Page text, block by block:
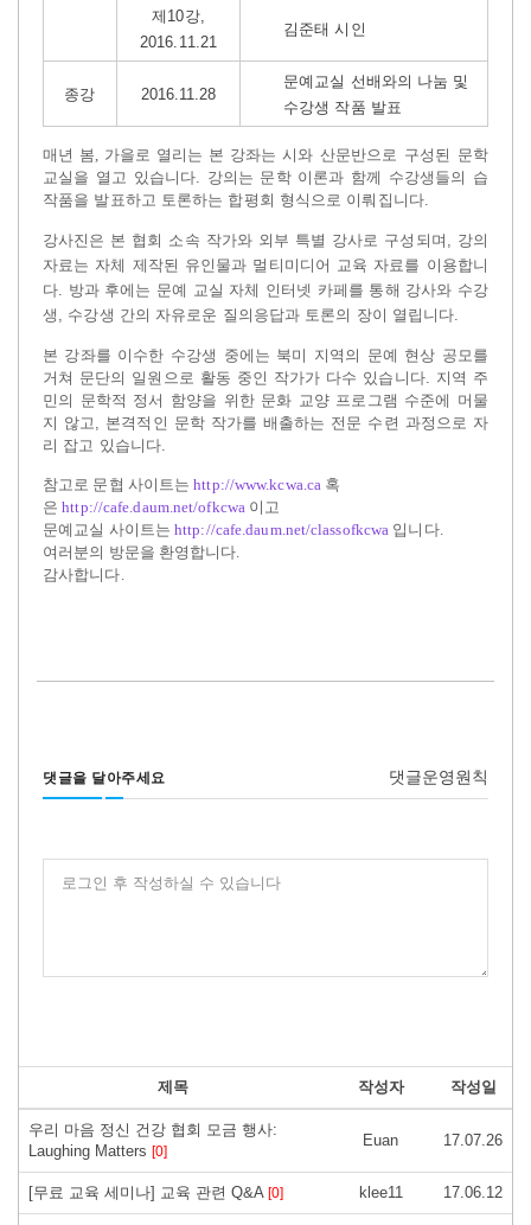
제10강,
2016.11.21
김준태 시인
종강 2016.11.28
문예교실 선배와의 나눔 및
수강생 작품 발표
매년 봄, 가을로 열리는 본 강좌는 시와 산문반으로 구성된 문학
교실을 열고 있습니다. 강의는 문학 이론과 함께 수강생들의 습
작품을 발표하고 토론하는 합평회 형식으로 이뤄집니다.
강사진은 본 협회 소속 작가와 외부 특별 강사로 구성되며, 강의
자료는 자체 제작된 유인물과 멀티미디어 교육 자료를 이용합니
다. 방과 후에는 문예 교실 자체 인터넷 카페를 통해 강사와 수강
생, 수강생 간의 자유로운 질의응답과 토론의 장이 열립니다.
본 강좌를 이수한 수강생 중에는 북미 지역의 문예 현상 공모를
거쳐 문단의 일원으로 활동 중인 작가가 다수 있습니다. 지역 주
민의 문학적 정서 함양을 위한 문화 교양 프로그램 수준에 머물
지 않고, 본격적인 문학 작가를 배출하는 전문 수련 과정으로 자
리 잡고 있습니다.
참고로 문협 사이트는http://www.kcwa.ca 혹
은http://cafe.daum.net/ofkcwa 이고
문예교실 사이트는 http://cafe.daum.net/classofkcwa 입니다.
여러분의 방문을 환영합니다
감사합니다
댓글을 달아주세요 댓글운영원칙
로그인 후 작성하실 수 있습니다
제목 작성자 작성일
우리 마음 정신 건강 협회 모금 행사:
Laughing Matters [0]
Euan 17.07.26
[무료 교육 세미나] 교육 관련 Q&A [0] klee11 17.06.12